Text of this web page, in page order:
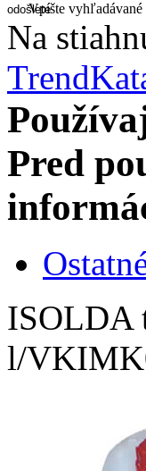
Vpíšte vyhľadávané
Na
Trend
Pred
ISOLDA
l/